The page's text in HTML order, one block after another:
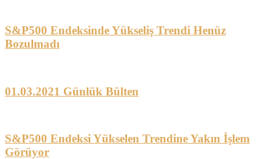
S&P500 Endeksinde Yükseliş Trendi Henüz
Bozulmadı
01.03.2021 Günlük Bülten
S&P500 Endeksi Yükselen Trendine Yakın İşlem
Görüyor